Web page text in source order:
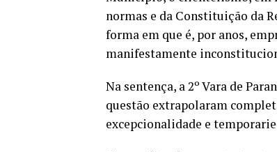
normas e da Constituição da
forma em que é, por anos,
manifestamente
Na sentença, a 2º Vara de
questão extrapolaram
excepcionalidade e